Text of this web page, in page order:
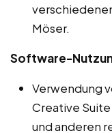
Möser.
Software-
Verwendung
Creative
und anderen